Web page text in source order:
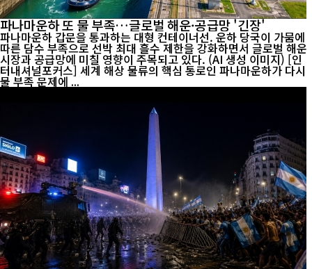
파나마운하 또 물 부족…글로벌 해운·공급망 '긴장'
파나마운하 갑문을 통과하는 대형 컨테이너선. 운하 당국이 가뭄에
따른 담수 부족으로 선박 최대 흘수 제한을 강화하면서 글로벌 해운
시장과 공급망에 미칠 영향이 주목되고 있다. (AI 생성 이미지) [인
터내셔널포커스] 세계 해상 물류의 핵심 통로인 파나마운하가 다시
물 부족 문제에 ...